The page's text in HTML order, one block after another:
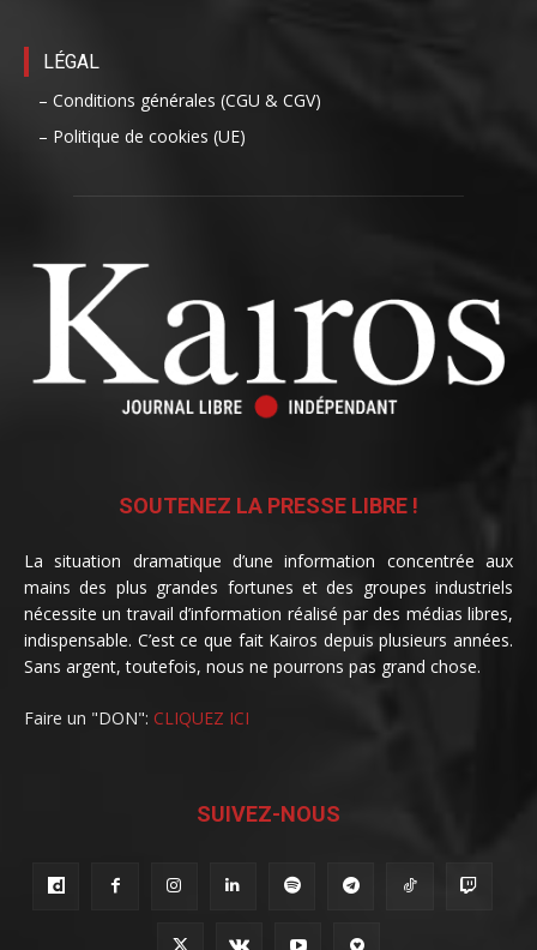
LÉGAL
– Conditions générales (CGU & CGV)
– Politique de cookies (UE)
SOUTENEZ LA PRESSE LIBRE !
La situation dramatique d’une information concentrée aux
mains des plus grandes fortunes et des groupes industriels
nécessite un travail d’information réalisé par des médias libres,
indispensable. C’est ce que fait Kairos depuis plusieurs années.
Sans argent, toutefois, nous ne pourrons pas grand chose.
Faire un "DON": CLIQUEZ ICI
SUIVEZ-NOUS